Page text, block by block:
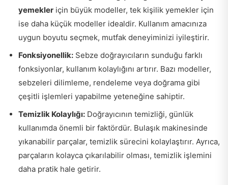
yemekler için büyük modeller, tek kişilik yemekler için
ise daha küçük modeller idealdir. Kullanım amacınıza
uygun boyutu seçmek, mutfak deneyiminizi iyileştirir.
Fonksiyonellik: Sebze doğrayıcıların sunduğu farklı
fonksiyonlar, kullanım kolaylığını artırır. Bazı modeller,
sebzeleri dilimleme, rendeleme veya doğrama gibi
çeşitli işlemleri yapabilme yeteneğine sahiptir.
Temizlik Kolaylığı: Doğrayıcının temizliği, günlük
kullanımda önemli bir faktördür. Bulaşık makinesinde
yıkanabilir parçalar, temizlik sürecini kolaylaştırır. Ayrıca,
parçaların kolayca çıkarılabilir olması, temizlik işlemini
daha pratik hale getirir.